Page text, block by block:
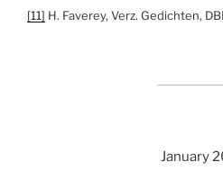
[11] H. Faverey, Verz. Gedichten,
January